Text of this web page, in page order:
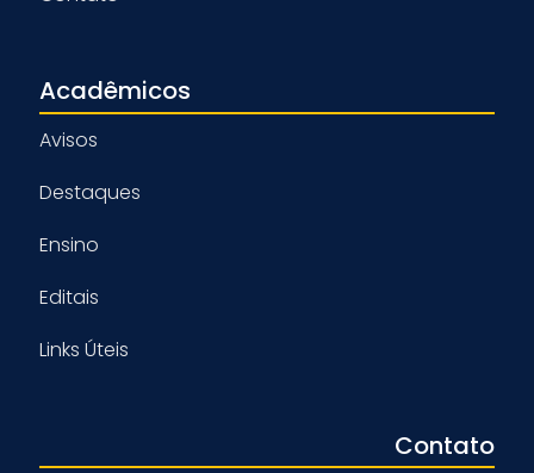
Acadêmicos
Avisos
Destaques
Ensino
Editais
Links Úteis
Contato